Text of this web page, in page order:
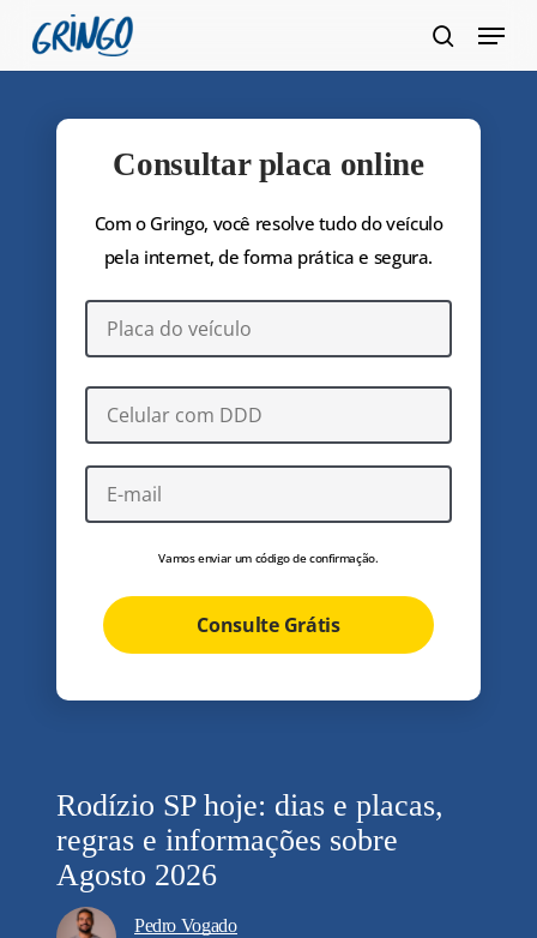
Pular
para
conteúdo
Menu
Consultar placa online
Com o Gringo, você resolve tudo do veículo
pela internet, de forma prática e segura.
Vamos enviar um código de confirmação.
Consulte Grátis
Rodízio SP hoje: dias e placas,
regras e informações sobre
Agosto 2026
Pedro Vogado